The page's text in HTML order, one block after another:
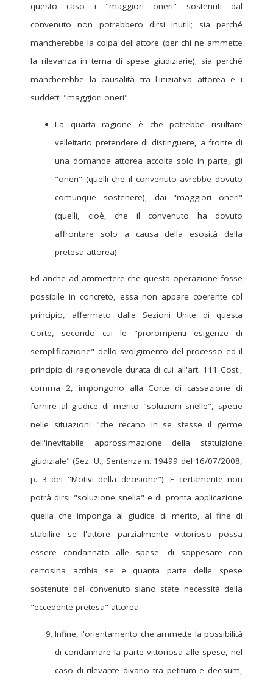
questo caso i "maggiori oneri" sostenuti dal
convenuto non potrebbero dirsi inutili; sia perché
mancherebbe la colpa dell'attore (per chi ne ammette
la rilevanza in tema di spese giudiziarie); sia perché
mancherebbe la causalità tra l'iniziativa attorea e i
suddetti "maggiori oneri".
La quarta ragione è che potrebbe risultare
velleitario pretendere di distinguere, a fronte di
una domanda attorea accolta solo in parte, gli
"oneri" (quelli che il convenuto avrebbe dovuto
comunque sostenere), dai "maggiori oneri"
(quelli, cioè, che il convenuto ha dovuto
affrontare solo a causa della esosità della
pretesa attorea).
Ed anche ad ammettere che questa operazione fosse
possibile in concreto, essa non appare coerente col
principio, affermato dalle Sezioni Unite di questa
Corte, secondo cui le "prorompenti esigenze di
semplificazione" dello svolgimento del processo ed il
principio di ragionevole durata di cui all'art. 111 Cost.,
comma 2, impongono alla Corte di cassazione di
fornire al giudice di merito "soluzioni snelle", specie
nelle situazioni "che recano in se stesse il germe
dell'inevitabile approssimazione della statuizione
giudiziale" (Sez. U., Sentenza n. 19499 del 16/07/2008,
p. 3 dei "Motivi della decisione"). E certamente non
potrà dirsi "soluzione snella" e di pronta applicazione
quella che imponga al giudice di merito, al fine di
stabilire se l'attore parzialmente vittorioso possa
essere condannato alle spese, di soppesare con
certosina acribia se e quanta parte delle spese
sostenute dal convenuto siano state necessità della
"eccedente pretesa" attorea.
Infine, l'orientamento che ammette la possibilità
di condannare la parte vittoriosa alle spese, nel
caso di rilevante divario tra petitum e decisum,